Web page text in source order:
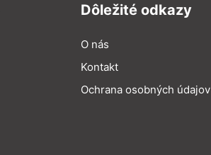
Dôležité odkazy
O nás
Kontakt
Ochrana osobných údajov